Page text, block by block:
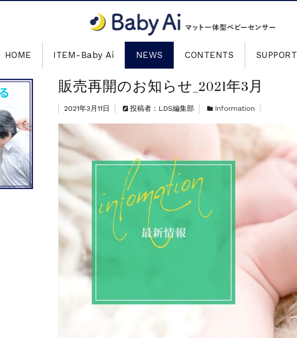
HOME ITEM-Baby Ai NEWS CONTENTS SUPPORT
販売再開のお知らせ_2021年3月
2021年3月11日 投稿者：LDS編集部 Information